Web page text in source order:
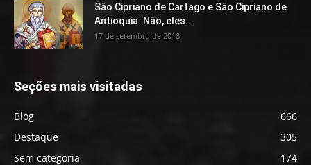
São Cipriano de Cartago e São Cipriano de
Antioquia: Não, eles...
17 de setembro de 2018
Seções mais visitadas
Blog
666
Destaque
305
Sem categoria
174